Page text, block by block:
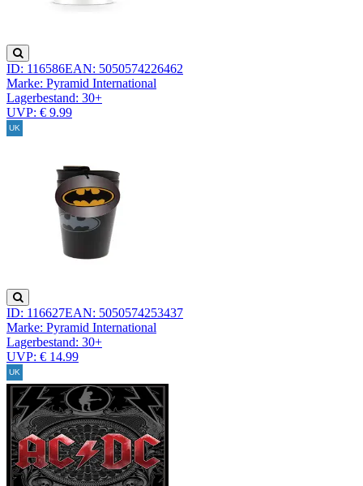
ID: 116586EAN: 5050574226462
Marke: Pyramid International
Lagerbestand: 30+
UVP: € 9.99
ID: 116627EAN: 5050574253437
Marke: Pyramid International
Lagerbestand: 30+
UVP: € 14.99